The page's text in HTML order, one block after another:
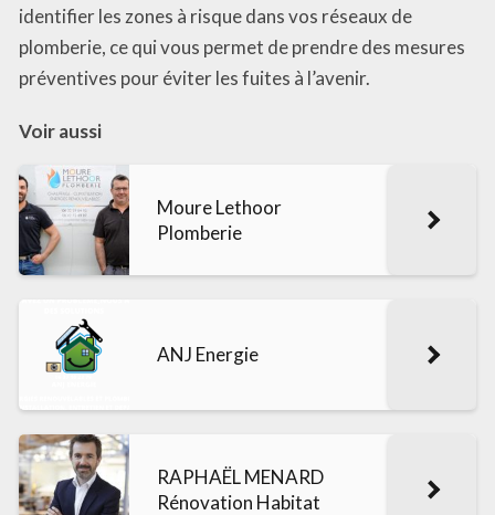
identifier les zones à risque dans vos réseaux de
plomberie, ce qui vous permet de prendre des mesures
préventives pour éviter les fuites à l’avenir.
Voir aussi
Moure Lethoor
Plomberie
ANJ Energie
RAPHAËL MENARD
Rénovation Habitat